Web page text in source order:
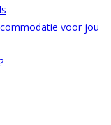
voor jou